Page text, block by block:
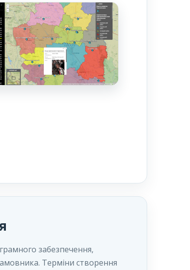
забезпечення,
Терміни створення